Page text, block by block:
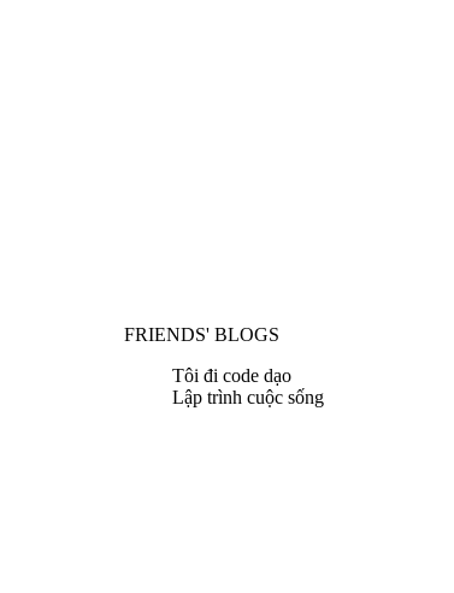
FRIENDS' BLOGS
Tôi đi code dạo
Lập trình cuộc sống